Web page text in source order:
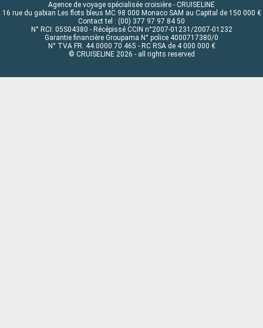
Agence de voyage spécialisée croisière - CRUISELINE
16 rue du gabian Les flots bleus MC 98 000 Monaco SAM au Capital de 150 000 €
Contact tel : (00) 377 97 97 84 50
N° RCI: 05S04380 - Récépissé CCIN n°2007-01231/2007-01232
Garantie financière Groupama N° police 4000717380/0
N° TVA FR. 44 0000 70 465 - RC RSA de 4 000 000 €
© CRUISELINE 2026 - all rights reserved